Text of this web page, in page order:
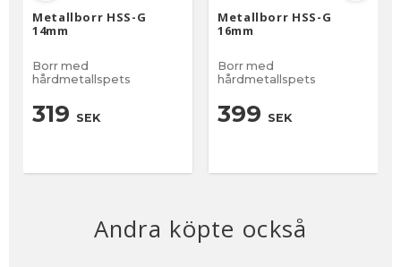
Metallborr HSS-G
14mm
Borr med
hårdmetallspets
319 SEK
Metallborr HSS-G
16mm
Borr med
hårdmetallspets
399 SEK
Andra köpte också